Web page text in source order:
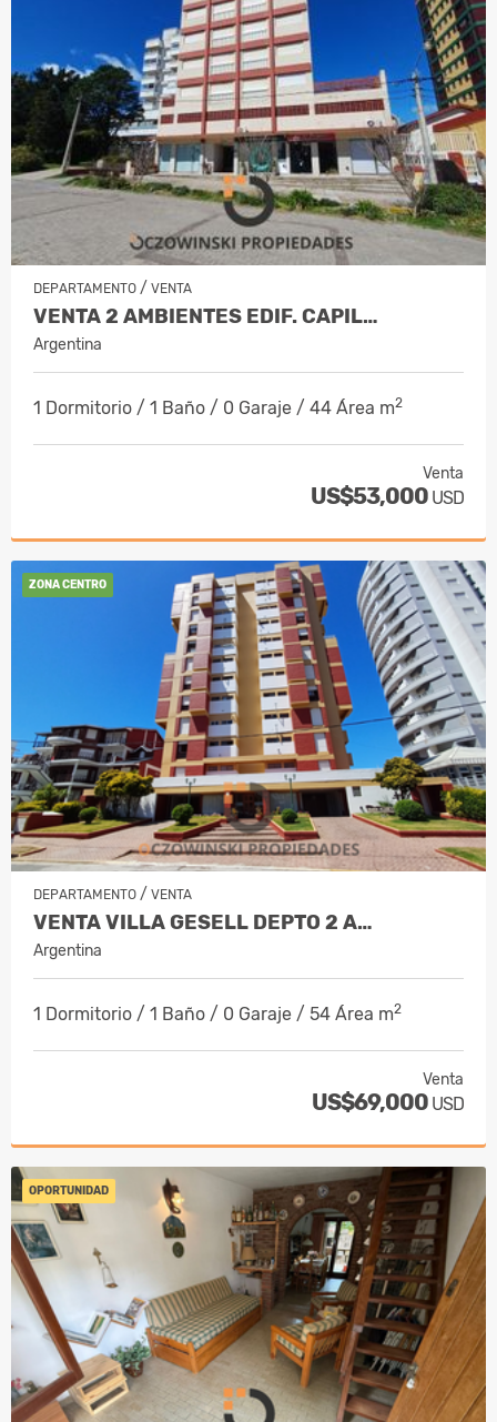
DEPARTAMENTO / VENTA
VENTA 2 AMBIENTES EDIF. CAPIL…
Argentina
1 Dormitorio / 1 Baño / 0 Garaje / 44 Área m2
Venta
US$53,000 USD
ZONA CENTRO
DEPARTAMENTO / VENTA
VENTA VILLA GESELL DEPTO 2 A…
Argentina
1 Dormitorio / 1 Baño / 0 Garaje / 54 Área m2
Venta
US$69,000 USD
OPORTUNIDAD